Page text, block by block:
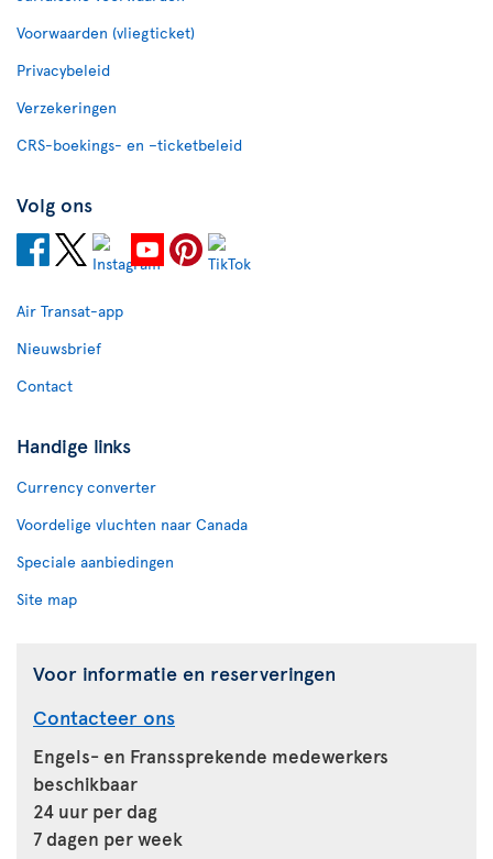
Voorwaarden (vliegticket)
Privacybeleid
Verzekeringen
CRS-boekings- en –ticketbeleid
Volg ons
Air Transat-app
Nieuwsbrief
Contact
Handige links
Currency converter
Voordelige vluchten naar Canada
Speciale aanbiedingen
Site map
Voor informatie en reserveringen
Contacteer ons
Engels- en Franssprekende medewerkers
beschikbaar
24 uur per dag
7 dagen per week